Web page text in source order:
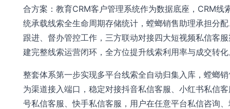
合方案：教育CRM客户管理系统作为数据底座，CRM线
统承载线索全生命周期存储统计，螳螂销售助理承担分
跟进、督办管控工作，三方联动对接四大短视频私信客
建完整线索运营闭环，全方位提升线索利用率与成交转
整套体系第一步实现多平台线索全自动归集入库，螳螂
为渠道接入端口，稳定对接抖音私信客服、小红书私信
号私信客服、快手私信客服，用户在任意平台私信咨询